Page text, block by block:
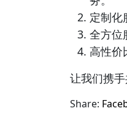
定制化
全方位
高性价
让我们携
Share: